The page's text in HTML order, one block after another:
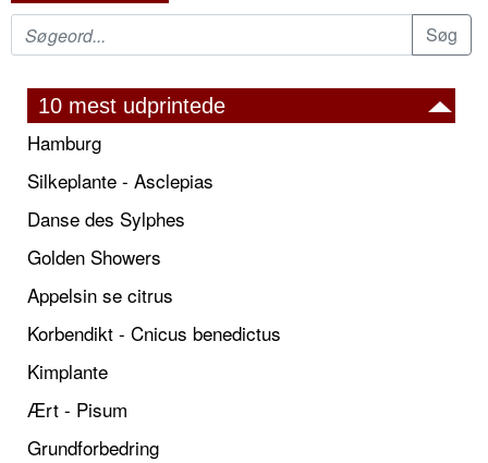
10 mest udprintede
Hamburg
Silkeplante - Asclepias
Danse des Sylphes
Golden Showers
Appelsin se citrus
Korbendikt - Cnicus benedictus
Kimplante
Ært - Pisum
Grundforbedring